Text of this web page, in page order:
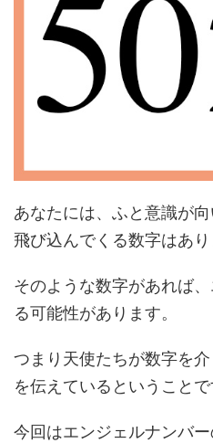
あなたには、ふと意識が
飛び込んでくる数字はあり
そのような数字があれば
る可能性があります。
つまり天使たちが数字を
を伝えているということで
今回はエンジェルナンバ